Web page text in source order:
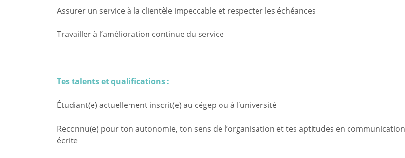
Assurer un service à la clientèle impeccable et respecter les échéances
Travailler à l’amélioration continue du service
Tes talents et qualifications :
Étudiant(e) actuellement inscrit(e) au cégep ou à l’université
Reconnu(e) pour ton autonomie, ton sens de l’organisation et tes aptitudes en communication
écrite